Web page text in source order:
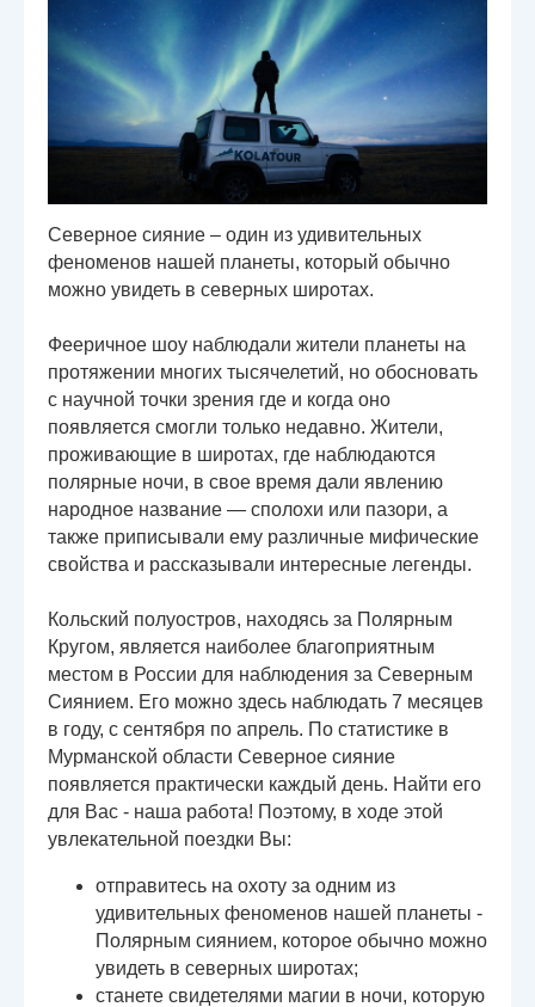
Северное сияние – один из удивительных
феноменов нашей планеты, который обычно
можно увидеть в северных широтах.
Фееричное шоу наблюдали жители планеты на
протяжении многих тысячелетий, но обосновать
с научной точки зрения где и когда оно
появляется смогли только недавно. Жители,
проживающие в широтах, где наблюдаются
полярные ночи, в свое время дали явлению
народное название — сполохи или пазори, а
также приписывали ему различные мифические
свойства и рассказывали интересные легенды.
Кольский полуостров, находясь за Полярным
Кругом, является наиболее благоприятным
местом в России для наблюдения за Северным
Сиянием. Его можно здесь наблюдать 7 месяцев
в году, с сентября по апрель. По статистике в
Мурманской области Северное сияние
появляется практически каждый день. Найти его
для Вас - наша работа! Поэтому, в ходе этой
увлекательной поездки Вы:
отправитесь на охоту за одним из
удивительных феноменов нашей планеты -
Полярным сиянием, которое обычно можно
увидеть в северных широтах;
станете свидетелями магии в ночи, которую